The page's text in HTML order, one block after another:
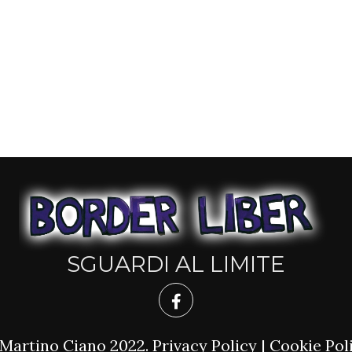
SGUARDI AL LIMITE
Ciano 2022. Privacy Policy | Cookie